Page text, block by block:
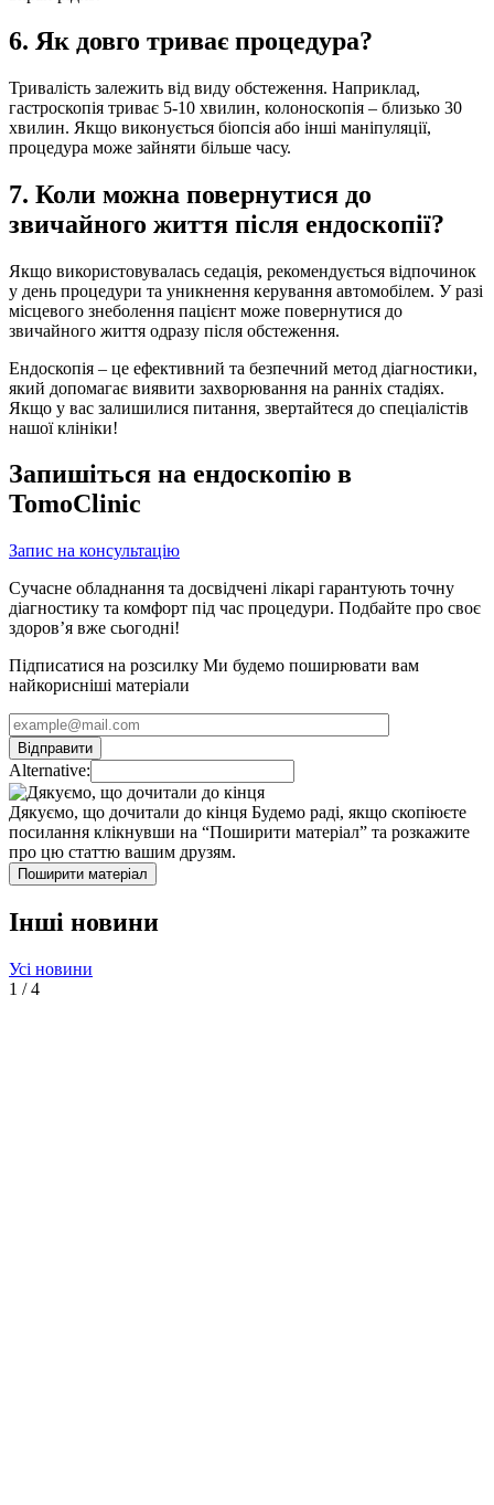
6. Як довго триває процедура?
Тривалість залежить від виду обстеження. Наприклад,
гастроскопія триває 5-10 хвилин, колоноскопія – близько 30
хвилин. Якщо виконується біопсія або інші маніпуляції,
процедура може зайняти більше часу.
7. Коли можна повернутися до
звичайного життя після ендоскопії?
Якщо використовувалась седація, рекомендується відпочинок
у день процедури та уникнення керування автомобілем. У разі
місцевого знеболення пацієнт може повернутися до
звичайного життя одразу після обстеження.
Ендоскопія – це ефективний та безпечний метод діагностики,
який допомагає виявити захворювання на ранніх стадіях.
Якщо у вас залишилися питання, звертайтеся до спеціалістів
нашої клініки!
Запишіться на ендоскопію в
TomoClinic
Запис на консультацію
Сучасне обладнання та досвідчені лікарі гарантують точну
діагностику та комфорт під час процедури. Подбайте про своє
здоров’я вже сьогодні!
Підписатися на розсилку Ми будемо поширювати вам
найкорисніші матеріали
Alternative:
Дякуємо, що дочитали до кінця Будемо раді, якщо скопіюєте
посилання клікнувши на “Поширити матеріал” та розкажите
про цю статтю вашим друзям.
Поширити матеріал
Інші новини
Усі новини
1 /4